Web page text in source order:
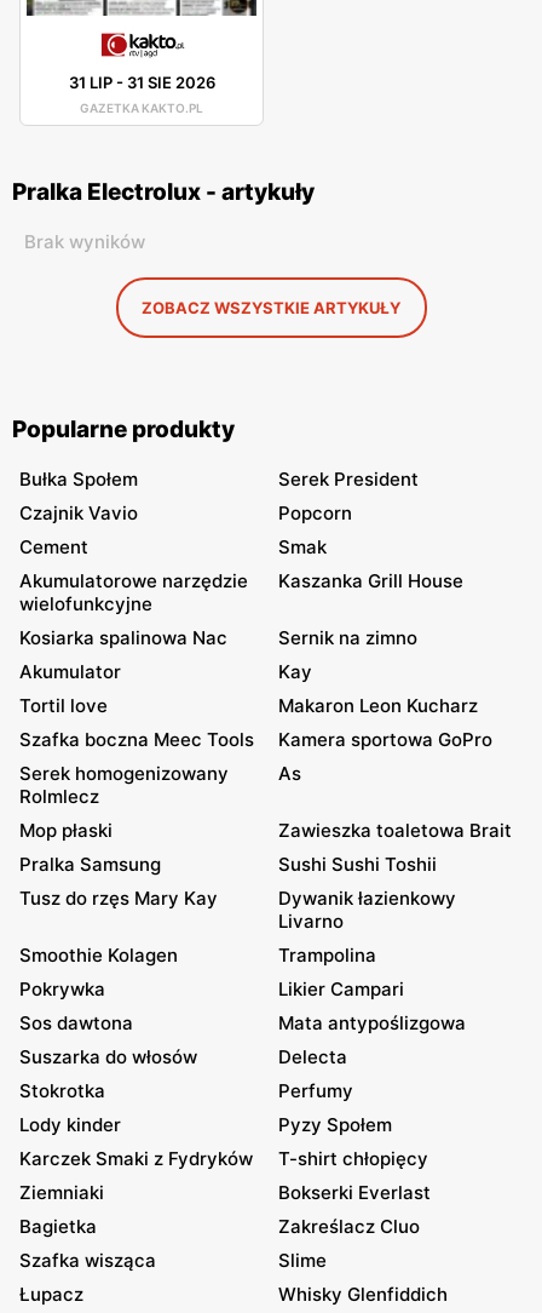
31 LIP- 31 SIE 2026
GAZETKA KAKTO.PL
Pralka Electrolux - artykuły
Brak wyników
ZOBACZ WSZYSTKIE ARTYKUŁY
Popularne produkty
Bułka Społem
Serek President
Czajnik Vavio
Popcorn
Cement
Smak
Akumulatorowe narzędzie
wielofunkcyjne
Kaszanka Grill House
Kosiarka spalinowa Nac
Sernik na zimno
Akumulator
Kay
Tortil love
Makaron Leon Kucharz
Szafka boczna Meec Tools
Kamera sportowa GoPro
Serek homogenizowany
Rolmlecz
As
Mop płaski
Zawieszka toaletowa Brait
Pralka Samsung
Sushi Sushi Toshii
Tusz do rzęs Mary Kay
Dywanik łazienkowy
Livarno
Smoothie Kolagen
Trampolina
Pokrywka
Likier Campari
Sos dawtona
Mata antypoślizgowa
Suszarka do włosów
Delecta
Stokrotka
Perfumy
Lody kinder
Pyzy Społem
Karczek Smaki z Fydryków
T-shirt chłopięcy
Ziemniaki
Bokserki Everlast
Bagietka
Zakreślacz Cluo
Szafka wisząca
Slime
Łupacz
Whisky Glenfiddich